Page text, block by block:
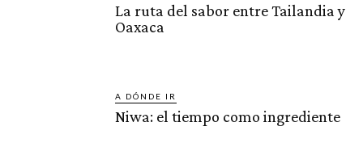
La ruta del sabor entre Tailandia y
Oaxaca
A DÓNDE IR
Niwa: el tiempo como ingrediente